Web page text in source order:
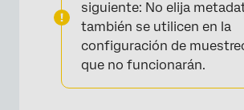
siguiente: No elija
también se utilicen en la
configuración de
que no funcionarán.